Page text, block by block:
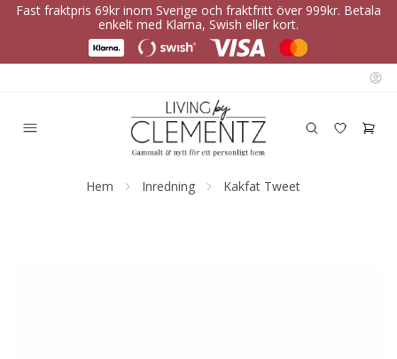
Fast fraktpris 69kr inom Sverige och fraktfritt över 999kr. Betala
enkelt med Klarna, Swish eller kort.
Hem Inredning Kakfat Tweet